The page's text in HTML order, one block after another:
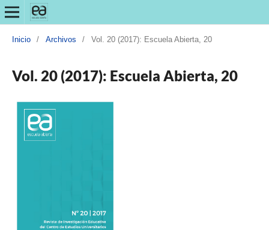
Inicio / Archivos / Vol. 20 (2017): Escuela Abierta, 20
Vol. 20 (2017): Escuela Abierta, 20